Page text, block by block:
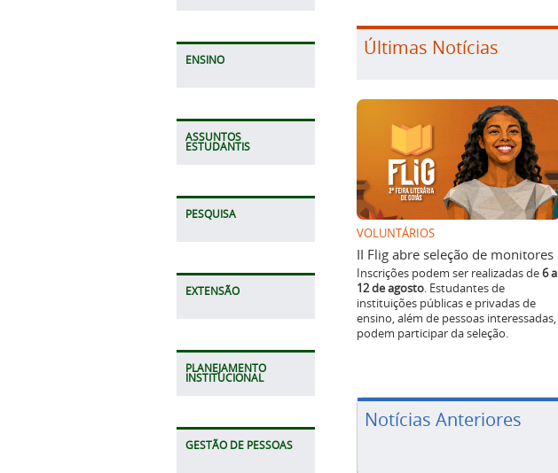
ENSINO
ASSUNTOS
ESTUDANTIS
PESQUISA
EXTENSÃO
PLANEJAMENTO
INSTITUCIONAL
GESTÃO DE PESSOAS
Últimas Notícias
VOLUNTÁRIOS
II Flig abre seleção de monitores
Inscrições podem ser realizadas de6 a
12 de agosto. Estudantes de
instituições públicas e privadas de
ensino, além de pessoas interessadas,
podem participar da seleção.
Notícias Anteriores